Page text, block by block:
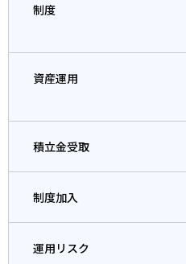
制度
資産運用
積立金受取
制度加入
運用リスク